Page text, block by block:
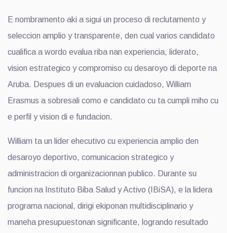
E nombramento aki a sigui un proceso di reclutamento y
seleccion amplio y transparente, den cual varios candidato
cualifica a wordo evalua riba nan experiencia, liderato,
vision estrategico y compromiso cu desaroyo di deporte na
Aruba. Despues di un evaluacion cuidadoso, William
Erasmus a sobresali como e candidato cu ta cumpli miho cu
e perfil y vision di e fundacion.
William ta un lider ehecutivo cu experiencia amplio den
desaroyo deportivo, comunicacion strategico y
administracion di organizacionnan publico. Durante su
funcion na Instituto Biba Salud y Activo (IBiSA), e la lidera
programa nacional, dirigi ekiponan multidisciplinario y
maneha presupuestonan significante, logrando resultado